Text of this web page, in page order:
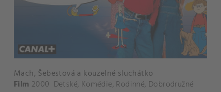
Mach, Šebestová a kouzelné sluchátko
Film 2000 Detské, Komédie, Rodinné, Dobrodružné